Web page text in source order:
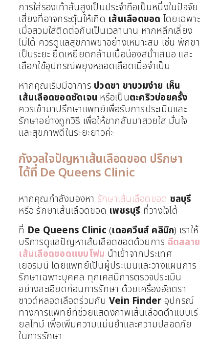
การใส่รองเท้าส้นสูงเป็นประจำถือเป็นหนึ่งในปัจจัย
เสี่ยงที่อาจกระตุ้นให้เกิด เส้นเลือดขอด โดยเฉพาะ
เมื่อสวมใส่ติดต่อกันเป็นเวลานาน หากหลีกเลี่ยง
ไม่ได้ ควรดูแลสุขภาพขาอย่างเหมาะสม เช่น พักขา
เป็นระยะ ยืดเหยียดกล้ามเนื้อน่องสม่ำเสมอ และ
เลือกใช้อุปกรณ์พยุงหลอดเลือดเมื่อจำเป็น
หากคุณเริ่มมีอาการ ปวดขา ขาบวมง่าย เห็น
เส้นเลือดขอดชัดเจน หรือเป็นตะคริวบ่อยครั้ง
ควรเข้ามาปรึกษาแพทย์เพื่อรับการประเมินและ
รักษาอย่างถูกวิธี เพื่อให้ขากลับมาสวยใส มั่นใจ
และสุขภาพดีในระยะยาวค่ะ
กังวลใจปัญหาเส้นเลือดขอด ปรึกษา
ได้ที่ De Queens Clinic
หากคุณกำลังมองหา รักษาเส้นเลือดขอด ชลบุรี
หรือ รักษาเส้นเลือดขอด เพชรบุรี ที่วางใจได้
ที่ De Queens Clinic (เดอควีนส์ คลินิก) เราให้
บริการดูแลปัญหาเส้นเลือดขอดด้วยการ ฉีดสลาย
เส้นเลือดขอดแบบโฟม นำเข้าจากประเทศ
เยอรมนี โดยแพทย์เป็นผู้ประเมินและวางแผนการ
รักษาเฉพาะบุคคล ทุกเคสมีการตรวจประเมิน
อย่างละเอียดก่อนการรักษา ด้วยเครื่องอัลตรา
ซาวด์หลอดเลือดร่วมกับ Vein Finder อุปกรณ์
ทางการแพทย์ที่ช่วยแสดงภาพเส้นเลือดดำแบบเรี
ยลไทม์ เพื่อเพิ่มความแม่นยำและความปลอดภัย
ในการรักษา